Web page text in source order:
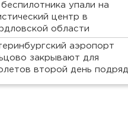
беспилотника упали на
центр в
области
аэропорт
закрывают для
второй день подряд